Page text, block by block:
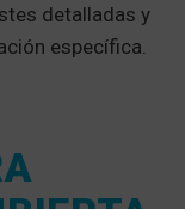
detalladas y
específica.